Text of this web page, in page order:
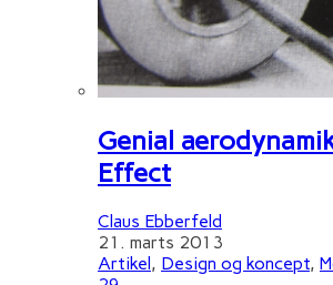
Genial
Effect
Claus Ebberfeld
21. marts 2013
Artikel, Design og koncept,